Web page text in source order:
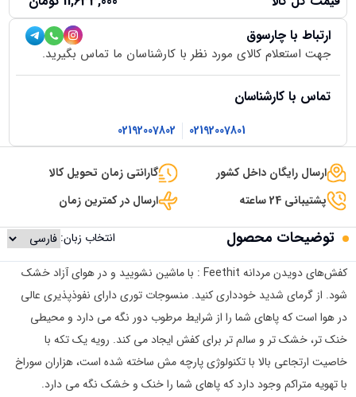
ارتباط با چارسوق
جهت استعلام کالای مورد نظر با کارشناسان ما تماس بگیرید.
تماس با کارشناسان
02192007801
02192007802
ارسال رایگان داخل کشور
گارانتی زمان تحویل کالا
پشتیبانی 24 ساعته
ارسال در کمترین زمان
توضیحات محصول
انتخاب زبان:
کفش‌های دویدن مردانه Feethit : با ماشین نشویید و در هوای آزاد خشک
شود. از گرمای شدید خودداری کنید. منسوجات توری دارای نفوذپذیری عالی
در هوا است که پاهای شما را از شرایط مرطوب دور نگه می دارد و محیطی
خنک تر، خشک تر و سالم تر برای کفش ایجاد می کند. رویه یک تکه با
خاصیت ارتجاعی بالا با تکنولوژی پارچه مش ساخته شده است، هزاران سوراخ
با تهویه متراکم وجود دارد که پاهای شما را خنک و خشک نگه می دارد.